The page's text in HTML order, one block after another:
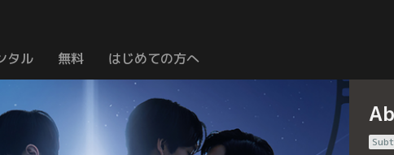
タル 無料 はじめての方へ